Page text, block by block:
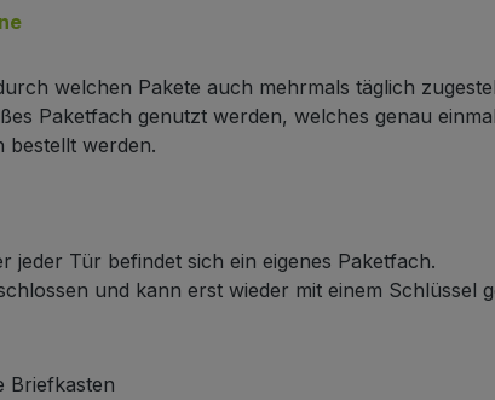
welchen Pakete auch mehrmals täglich
Paketfach genutzt werden, welches genau
bestellt werden.
Tür befindet sich ein eigenes Paketfach.
und kann erst wieder mit einem Schlüssel
Briefkasten